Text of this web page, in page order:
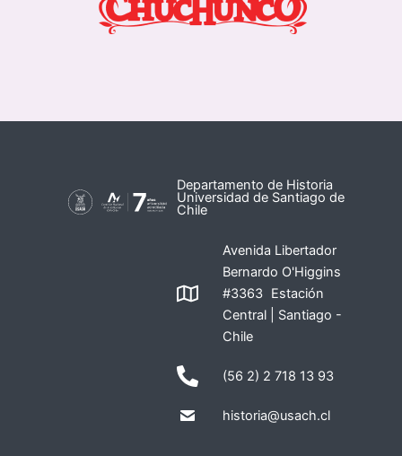
Departamento de Historia
Universidad de Santiago de
Chile
Avenida Libertador
Bernardo O'Higgins
#3363 Estación
Central | Santiago -
Chile
(56 2) 2 718 13 93
historia@usach.cl